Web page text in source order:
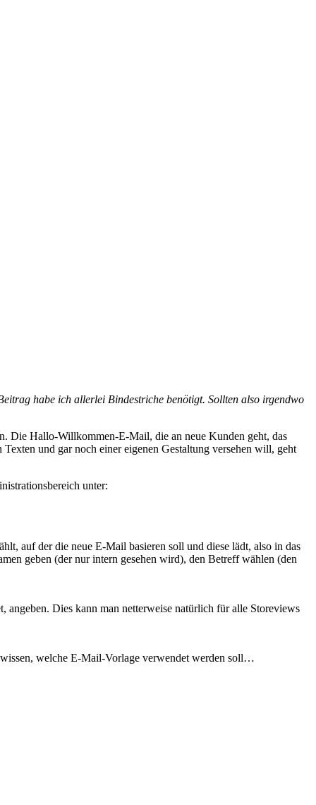
habe ich allerlei Bindestriche benötigt. Sollten also irgendwo
Die Hallo-Willkommen-E-Mail, die an neue Kunden geht, das
und gar noch einer eigenen Gestaltung versehen will, geht
unter:
auf der die neue E-Mail basieren soll und diese lädt, also in das
geben (der nur intern gesehen wird), den Betreff wählen (den
angeben. Dies kann man netterweise natürlich für alle Storeviews
welche E-Mail-Vorlage verwendet werden soll…